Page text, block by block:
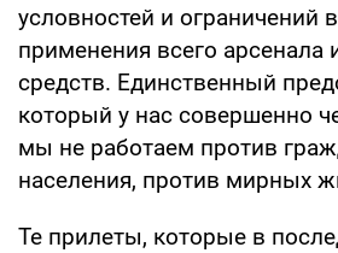
условностей и ограничений
применения всего
средств. Единственный
который у нас совершенно
мы не работаем против
населения, против мирных
Те прилеты, которые в